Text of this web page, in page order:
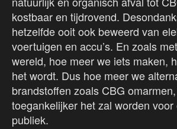
kostbaar en tijdrovend.
hetzelfde ooit ook beweerd van
voertuigen en accu’s. En zoals
wereld, hoe meer we iets maken,
het wordt. Dus hoe meer we
brandstoffen zoals CBG
toegankelijker het zal worden
publiek.